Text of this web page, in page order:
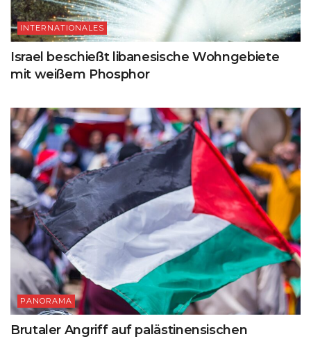
INTERNATIONALES
Israel beschießt libanesische Wohngebiete
mit weißem Phosphor
PANORAMA
Brutaler Angriff auf palästinensischen